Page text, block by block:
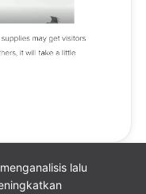
lalu